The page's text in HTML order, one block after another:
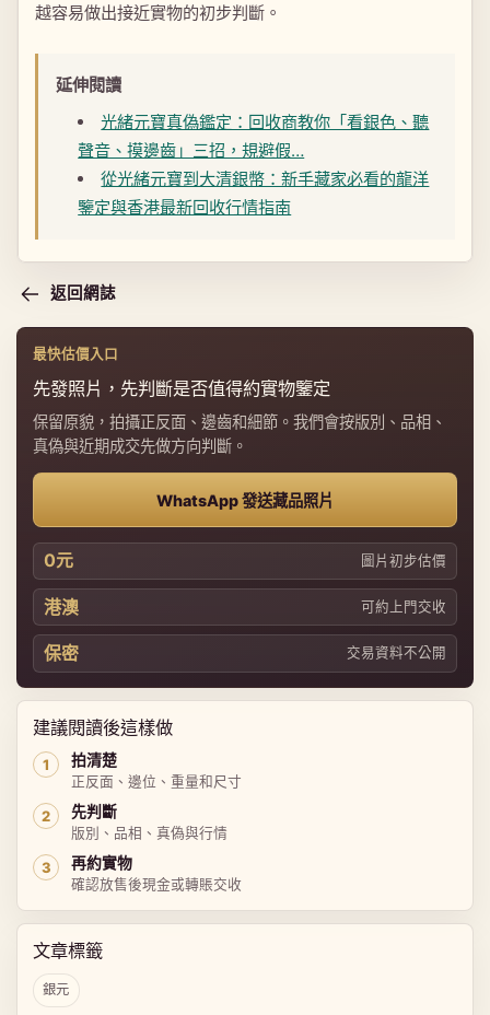
越容易做出接近實物的初步判斷。
延伸閱讀
光緒元寶真偽鑑定：回收商教你「看銀色、聽
聲音、摸邊齒」三招，規避假…
從光緒元寶到大清銀幣：新手藏家必看的龍洋
鑒定與香港最新回收行情指南
返回網誌
最快估價入口
先發照片，先判斷是否值得約實物鑒定
保留原貌，拍攝正反面、邊齒和細節。我們會按版別、品相、
真偽與近期成交先做方向判斷。
WhatsApp 發送藏品照片
0元 圖片初步估價
港澳 可約上門交收
保密 交易資料不公開
建議閱讀後這樣做
拍清楚
正反面、邊位、重量和尺寸
先判斷
版別、品相、真偽與行情
再約實物
確認放售後現金或轉賬交收
文章標籤
銀元